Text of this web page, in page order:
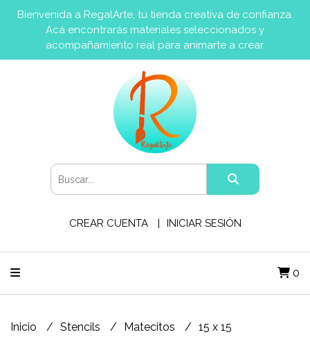
Bienvenida a RegalArte, tu tienda creativa de confianza.
Acá encontrarás materiales seleccionados y
acompañamiento real para animarte a crear.
CREAR CUENTA INICIAR SESIÓN
0
Inicio Stencils Matecitos 15 x 15